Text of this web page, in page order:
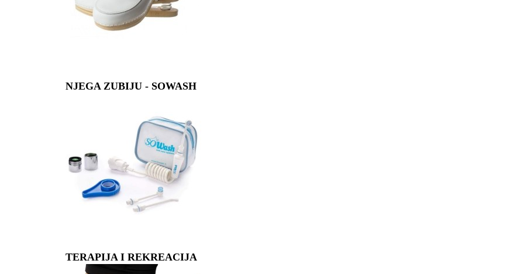
NJEGA ZUBIJU - SOWASH
TERAPIJA I REKREACIJA